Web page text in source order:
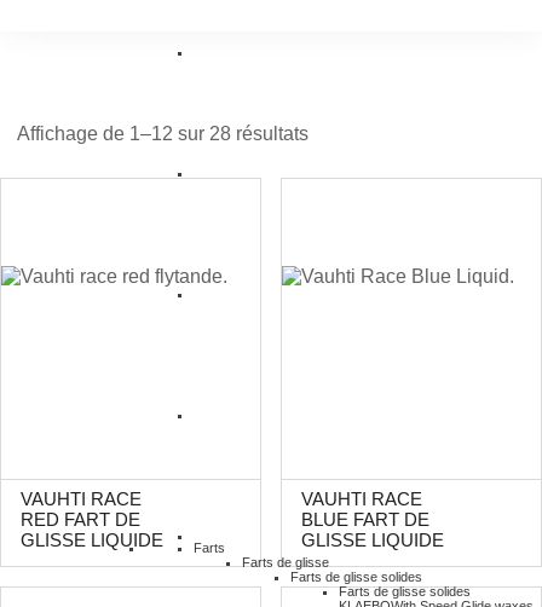
Farts
Farts de glisse
Farts de glisse solides
Farts de glisse solides
Affichage de 1–12 sur 28 résultats
VAUHTI RACE
RED FART DE
GLISSE LIQUIDE
VAUHTI RACE
BLUE FART DE
GLISSE LIQUIDE